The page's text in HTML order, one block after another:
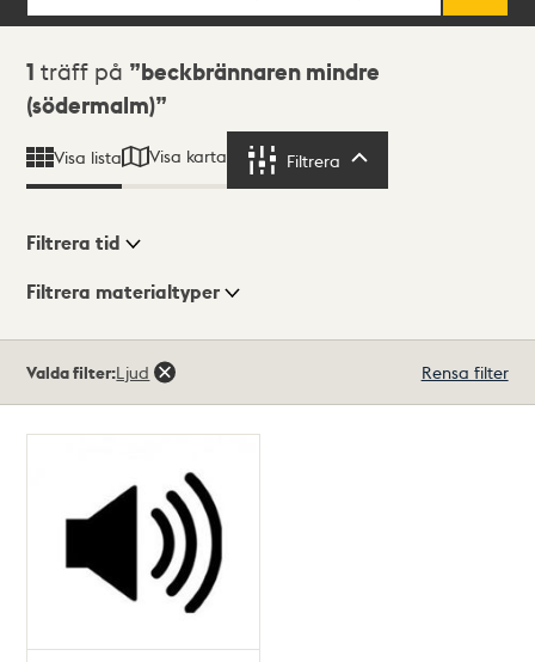
Sökresultat
1 träff på
beckbrännaren mindre
(södermalm)
Visa lista Visa karta Filtrera
Visningsläge
Filtrera tid
Filtrera materialtyper
träffar
Valda filter:Ljud Rensa filter